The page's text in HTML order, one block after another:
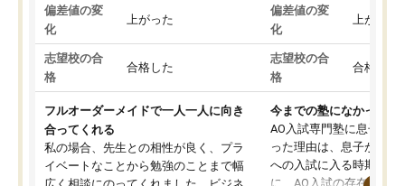
偏差値の変
化
上がった
志望校の合
格
合格した
フルオーダーメイドで一人一人に向き
合ってくれる
私の場合、先生との相性が良く、プラ
イベートなことから勉強のことまで幅
偏差値の変
化
上がった
志望校の合
格
合格した
今までの塾になかった
AO入試専門塾に息子を
った理由は、息子が高校
への入試に入る時期に差
に、AO入試の存在を息